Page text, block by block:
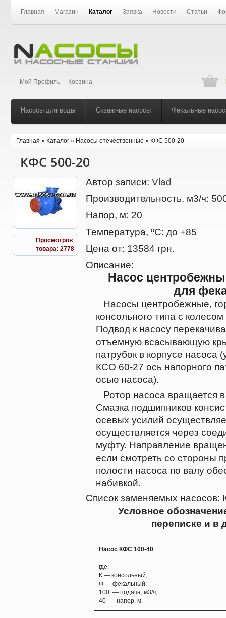
Главная Магазин Каталог Заявка Новости Статьи
Мой Профиль Корзина
Насосы для воды Скважные насосы Фекальные
Главная » Каталог » Насосы отечественные » КФС 500-20
КФС 500-20
Просмотров
товара: 2778
Автор записи: Vlad
Производительность, м3/ч:
Напор, м: 20
Температура, ºС: до +85
Цена от: 13584 грн.
Описание:
Насос
для
Насосы центробежные,
консольного типа с
Подвод к насосу
отъемную всасывающую
патрубок в корпусе
КСО 60-27 ось напорного
осью насоса).
Ротор насоса вращается
Смазка подшипников
осевых усилий
осуществляется через
муфту. Направление
если смотреть со стороны
полости насоса по валу
набивкой.
Список заменяемых насосов:
Условное
переписке и в
Насос КФС 100-40
где:
К — консольный;
Ф — фекальный;
100 — подача, м3/ч;
40 — напор, м.